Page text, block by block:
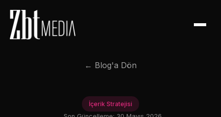
← Blog'a Dön
İçerik Stratejisi